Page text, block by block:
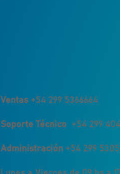
Ventas +54 299 5366664
Soporte Técnico +54 299
Administración +54 299